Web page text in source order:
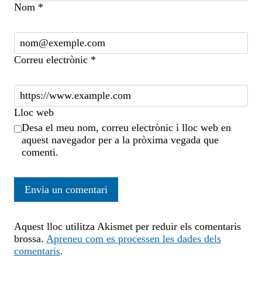
Nom *
Correu electrònic *
Lloc web
Desa el meu nom, correu electrònic i lloc web en
aquest navegador per a la pròxima vegada que
comenti.
Aquest lloc utilitza Akismet per reduir els comentaris
brossa. Apreneu com es processen les dades dels
comentaris.